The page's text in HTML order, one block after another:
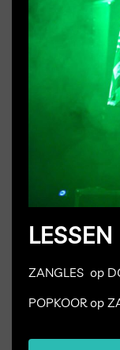
LESSEN
ZANGLES op
POPKOOR op